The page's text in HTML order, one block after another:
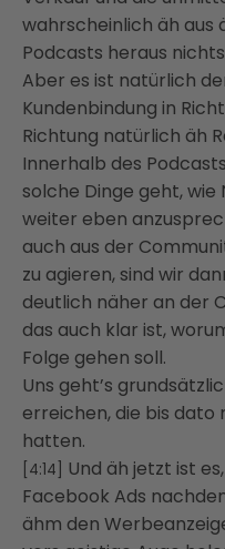
wahrscheinlich äh aus
Podcasts heraus
Aber es ist natürlich
Kundenbindung in
Richtung natürlich äh
Innerhalb des
solche Dinge geht, wie
weiter eben
auch aus der
zu agieren, sind wir
deutlich näher an der
das auch klar ist,
Folge gehen soll.
Uns geht’s
erreichen, die bis dato
hatten.
[4:14]
Und äh jetzt ist
Facebook Ads
ähm den